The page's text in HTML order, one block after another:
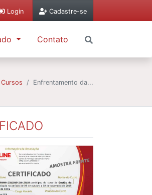
Login Cadastre-se
Contato
Cursos Enfrentamento da...